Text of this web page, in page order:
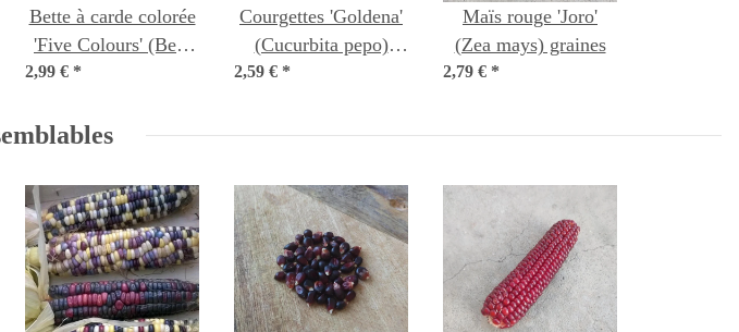
Bette à carde colorée
'Five Colours' (Beta
vulgaris ssp. vulgaris)
2,99 € *
Courgettes 'Goldena'
(Cucurbita pepo)
2,59 € *
Maïs rouge 'Joro'
(Zea mays) graines
2,79 € *